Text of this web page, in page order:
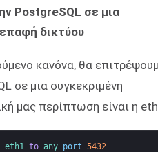
PostgreSQL σε μια
δικτύου
κανόνα, θα
σε μια συγκεκριμένη
μας περίπτωση είναι η
eth1 to any port 5432